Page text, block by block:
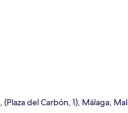
del Carbón, 1), Málaga,